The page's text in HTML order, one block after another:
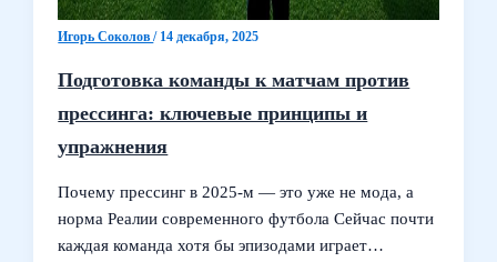
Игорь Соколов/ 14 декабря, 2025
Подготовка команды к матчам против
прессинга: ключевые принципы и
упражнения
Почему прессинг в 2025‑м — это уже не мода, а
норма Реалии современного футбола Сейчас почти
каждая команда хотя бы эпизодами играет…